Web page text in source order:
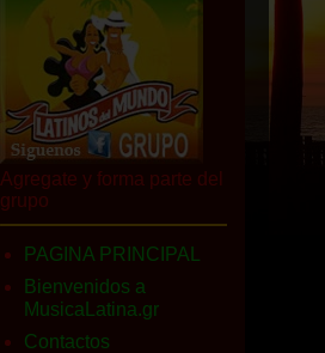
Agregate y forma parte del
grupo
PAGINA PRINCIPAL
Bienvenidos a
MusicaLatina.gr
Contactos